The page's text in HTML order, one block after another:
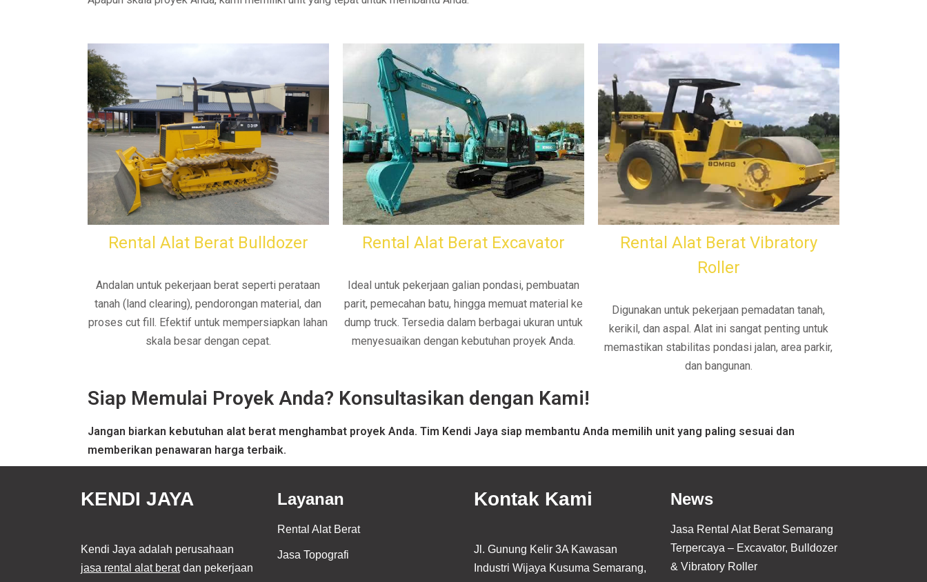
Rental Alat Berat Bulldozer
Andalan untuk pekerjaan berat seperti perataan
tanah (land clearing), pendorongan material, dan
proses cut fill. Efektif untuk mempersiapkan lahan
skala besar dengan cepat.
Rental Alat Berat Excavator
Ideal untuk pekerjaan galian pondasi, pembuatan
parit, pemecahan batu, hingga memuat material ke
dump truck. Tersedia dalam berbagai ukuran untuk
menyesuaikan dengan kebutuhan proyek Anda.
Rental Alat Berat Vibratory
Roller
Digunakan untuk pekerjaan pemadatan tanah,
kerikil, dan aspal. Alat ini sangat penting untuk
memastikan stabilitas pondasi jalan, area parkir,
dan bangunan.
Siap Memulai Proyek Anda? Konsultasikan dengan Kami!
Jangan biarkan kebutuhan alat berat menghambat proyek Anda. Tim Kendi Jaya siap membantu Anda memilih unit yang paling sesuai dan
memberikan penawaran harga terbaik.
KENDI JAYA
Kendi Jaya adalah perusahaan
jasa rental alat beratdan pekerjaan
Layanan
Rental Alat Berat
Jasa Topografi
Kontak Kami
Jl. Gunung Kelir 3A Kawasan
Industri Wijaya Kusuma Semarang,
News
Jasa Rental Alat Berat Semarang
Terpercaya – Excavator, Bulldozer
& Vibratory Roller